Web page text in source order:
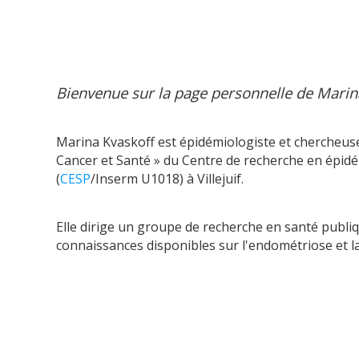
Bienvenue sur la page personnelle de
Marina Kvaskoff est épidémiologiste et
Cancer et Santé » du Centre de recherche en
(CESP/Inserm U1018) à Villejuif.
Elle dirige un groupe de recherche en santé
connaissances disponibles sur l'endométriose et